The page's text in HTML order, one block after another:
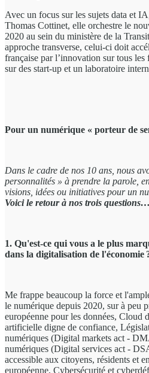
Avec un focus sur les sujets data et
Thomas Cottinet, elle orchestre le
2020 au sein du ministère de la
approche transverse, celui-ci doit
française par l’innovation sur tous les
sur des start-up et un laboratoire
Pour un numérique « porteur de
Dans le cadre de nos 10 ans , nous
personnalités » à prendre la parole,
visions, idées ou initiatives pour un
Voici le retour à nos trois questions…
1. Qu'est-ce qui vous a le plus
dans la digitalisation de l'économie
Me frappe beaucoup la force et
le numérique depuis 2020, sur à peu
européenne pour les données, Cloud
artificielle digne de confiance,
numériques (Digital markets act -
numériques (Digital services act -
accessible aux citoyens, résidents et
européenne, Cybersécurité et